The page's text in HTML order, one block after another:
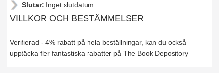
Slutar: Inget slutdatum
VILLKOR OCH BESTÄMMELSER
Verifierad - 4% rabatt på hela beställningar, kan du också
upptäcka fler fantastiska rabatter på The Book Depository